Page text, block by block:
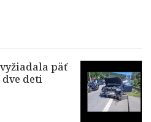
päť
dve deti